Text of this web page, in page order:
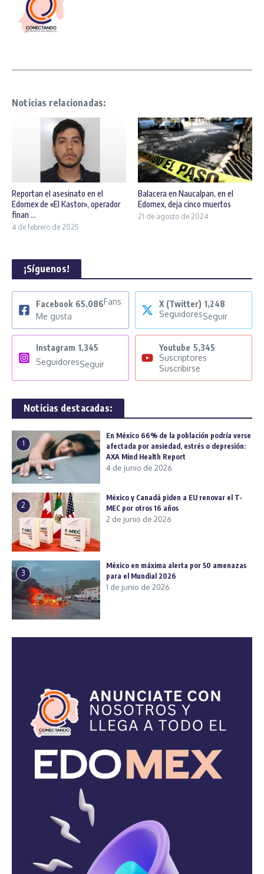
Noticias relacionadas:
Reportan el asesinato en el
Edomex de «El Kastor», operador
finan ...
4 de febrero de 2025
Balacera en Naucalpan, en el
Edomex, deja cinco muertos
21 de agosto de 2024
¡Síguenos!
Facebook 65,086Fans
Me gusta
X (Twitter) 1,248
SeguidoresSeguir
Instagram 1,345
SeguidoresSeguir
Youtube 5,345
Suscriptores
Suscribirse
Noticias destacadas:
1
En México 66% de la población podría verse
afectada por ansiedad, estrés o depresión:
AXA Mind Health Report
4 de junio de 2026
2
México y Canadá piden a EU renovar el T-
MEC por otros 16 años
2 de junio de 2026
3
México en máxima alerta por 50 amenazas
para el Mundial 2026
1 de junio de 2026